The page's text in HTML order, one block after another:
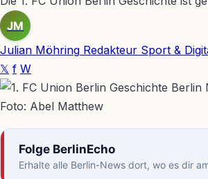
JM
Julian Möhring Redakteur Sport &
𝕏 f W
Foto: Abel Matthew
Folge BerlinEcho
Erhalte alle Berlin-News dort, wo es dir